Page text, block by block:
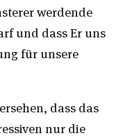
werdende
und dass Er uns
für unsere
dass das
nur die